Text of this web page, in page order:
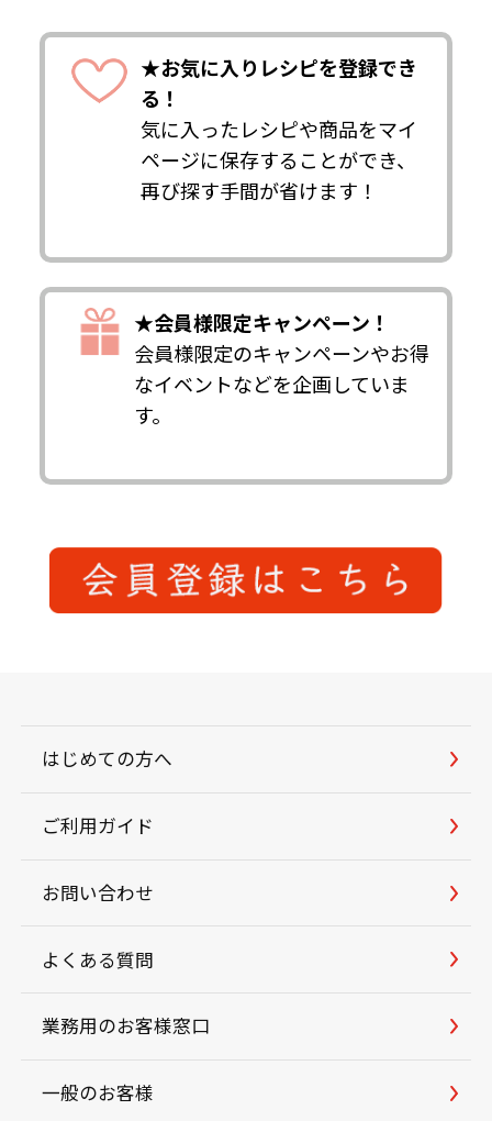
★お気に入りレシピを登録でき
る！
気に入ったレシピや商品をマイ
ページに保存することができ、
再び探す手間が省けます！
★会員様限定キャンペーン！
会員様限定のキャンペーンやお得
なイベントなどを企画していま
す。
はじめての方へ
ご利用ガイド
お問い合わせ
よくある質問
業務用のお客様窓口
一般のお客様